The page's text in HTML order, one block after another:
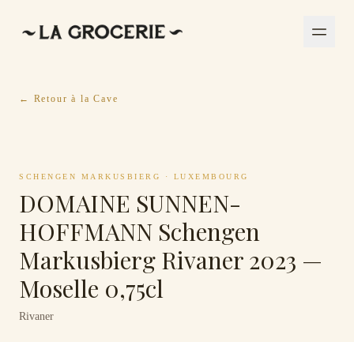
← Retour à la Cave
SCHENGEN MARKUSBIERG · LUXEMBOURG
DOMAINE SUNNEN-
HOFFMANN Schengen
Markusbierg Rivaner 2023 —
Moselle 0,75cl
Rivaner